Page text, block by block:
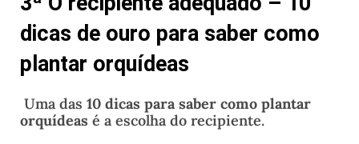
dicas de ouro para saber como
plantar orquídeas
Uma das 10 dicas para saber como plantar
orquídeas é a escolha do recipiente.